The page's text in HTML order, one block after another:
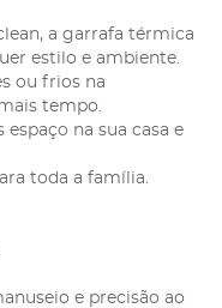
a garrafa térmica
estilo e ambiente.
ou frios na
tempo.
na sua casa e
toda a família.
e precisão ao